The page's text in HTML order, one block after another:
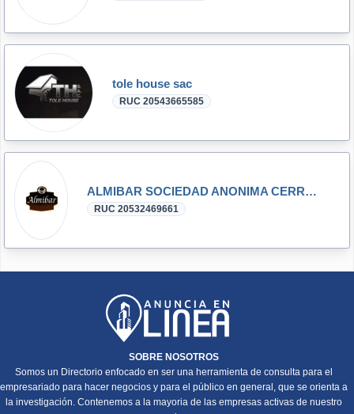
tole house sac
RUC 20543665585
ALMIBAR SOCIEDAD ANONIMA CERRADA - ALMIBAR S.A.C.
RUC 20532469661
SOBRE NOSOTROS
Somos un Directorio enfocado en ser una herramienta de consulta para el
empresariado para hacer negocios y para el público en general, que se orienta a
la investigación. Contenemos a la mayoria de las empresas activas de nuestro